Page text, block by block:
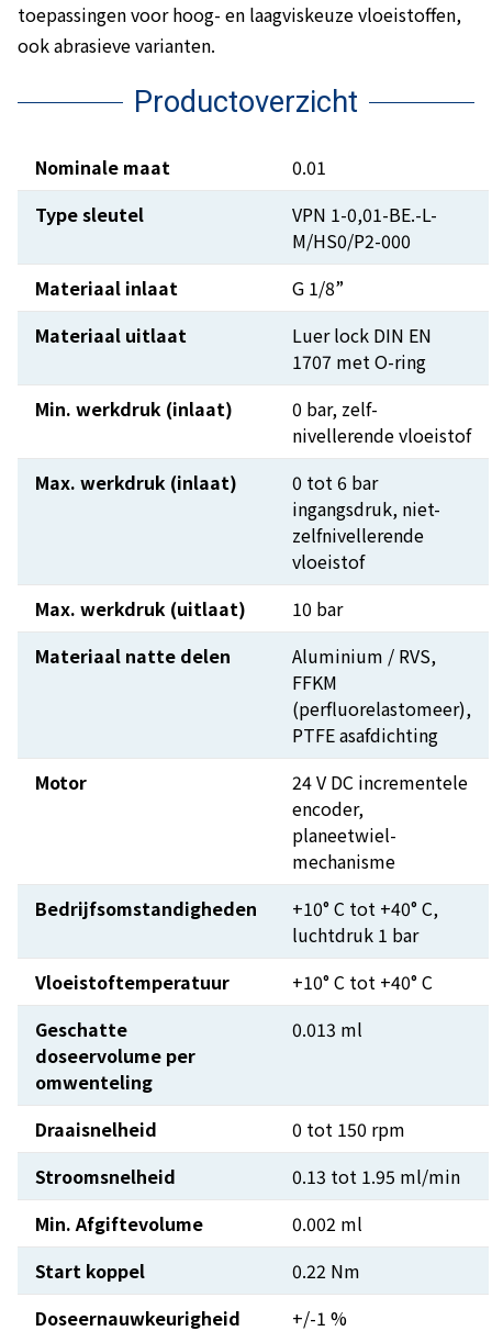
toepassingen voor hoog- en laagviskeuze vloeistoffen,
ook abrasieve varianten.
Productoverzicht
Nominale maat
0.01
Type sleutel
VPN 1-0,01-BE.-L-
M/HS0/P2-000
Materiaal inlaat
G 1/8”
Materiaal uitlaat
Luer lock DIN EN
1707 met O-ring
Min. werkdruk (inlaat)
0 bar, zelf-
nivellerende vloeistof
Max. werkdruk (inlaat)
0 tot 6 bar
ingangsdruk, niet-
zelfnivellerende
vloeistof
Max. werkdruk (uitlaat)
10 bar
Materiaal natte delen
Aluminium / RVS,
FFKM
(perfluorelastomeer),
PTFE asafdichting
Motor
24 V DC incrementele
encoder,
planeetwiel-
mechanisme
Bedrijfsomstandigheden
+10° C tot +40° C,
luchtdruk 1 bar
Vloeistoftemperatuur
+10° C tot +40° C
Geschatte
doseervolume per
omwenteling
0.013 ml
Draaisnelheid
0 tot 150 rpm
Stroomsnelheid
0.13 tot 1.95 ml/min
Min. Afgiftevolume
0.002 ml
Start koppel
0.22 Nm
Doseernauwkeurigheid
+/-1 %